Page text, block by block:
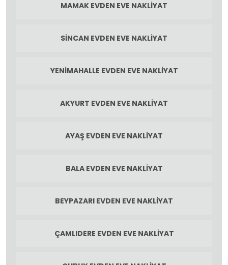
MAMAK EVDEN EVE NAKLIYAT
SINCAN EVDEN EVE NAKLIYAT
YENIMAHALLE EVDEN EVE NAKLIYAT
AKYURT EVDEN EVE NAKLIYAT
AYAŞ EVDEN EVE NAKLIYAT
BALA EVDEN EVE NAKLIYAT
BEYPAZARI EVDEN EVE NAKLIYAT
ÇAMLIDERE EVDEN EVE NAKLIYAT